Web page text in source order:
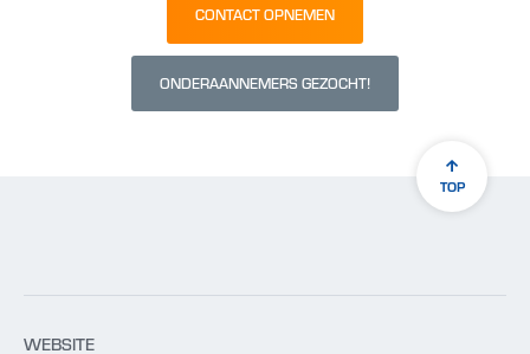
CONTACT OPNEMEN
ONDERAANNEMERS GEZOCHT!
TOP
WEBSITE